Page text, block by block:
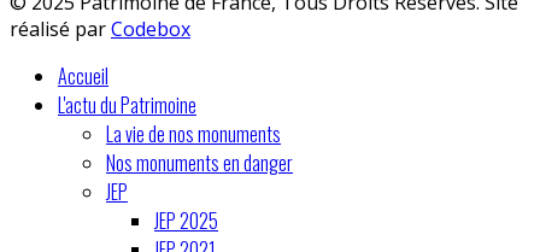
réalisé parCodebox
Accueil
L'actu du Patrimoine
La vie de nos monuments
Nos monuments en danger
JEP
JEP 2025